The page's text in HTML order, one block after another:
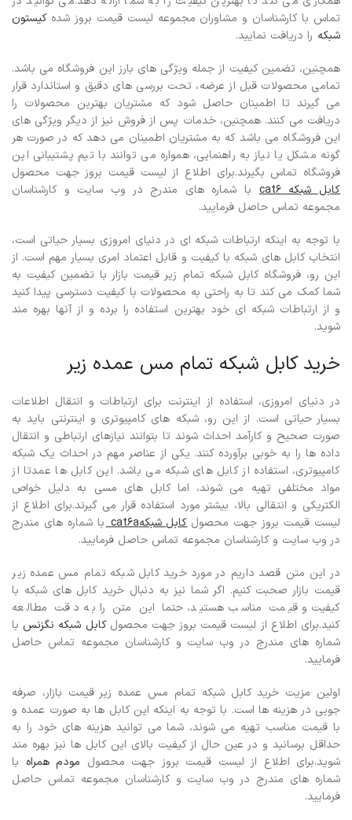
تماس با کارشناسان و مشاوران مجموعه لیست قیمت بروز شده کیستون
شبکه را دریافت نمایید.
همچنین، تضمین کیفیت از جمله ویژگی های بارز این فروشگاه می باشد.
تمامی محصولات قبل از عرضه، تحت بررسی های دقیق و استاندارد قرار
می گیرند تا اطمینان حاصل شود که مشتریان بهترین محصولات را
دریافت می کنند. همچنین، خدمات پس از فروش نیز از دیگر ویژگی های
این فروشگاه می باشد که به مشتریان اطمینان می دهد که در صورت هر
گونه مشکل یا نیاز به راهنمایی، همواره می توانند با تیم پشتیبانی این
فروشگاه تماس بگیرند.برای اطلاع از لیست قیمت بروز جهت محصول
کابل شبکه cat6
با شماره های مندرج در وب سایت و کارشناسان
مجموعه تماس حاصل فرمایید.
با توجه به اینکه ارتباطات شبکه ای در دنیای امروزی بسیار حیاتی است،
انتخاب کابل های شبکه با کیفیت و قابل اعتماد امری بسیار مهم است. از
این رو، فروشگاه کابل شبکه تمام زیر قیمت بازار با تضمین کیفیت به
شما کمک می کند تا به راحتی به محصولات با کیفیت دسترسی پیدا کنید
و از ارتباطات شبکه ای خود بهترین استفاده را برده و از آنها بهره مند
شوید.
خرید کابل شبکه تمام مس عمده زیر
در دنیای امروزی، استفاده از اینترنت برای ارتباطات و انتقال اطلاعات
بسیار حیاتی است. از این رو، شبکه های کامپیوتری و اینترنتی باید به
صورت صحیح و کارآمد احداث شوند تا بتوانند نیازهای ارتباطی و انتقال
داده ها را به خوبی برآورده کنند. یکی از عناصر مهم در احداث یک شبکه
کامپیوتری، استفاده از کابل های شبکه می باشد. این کابل ها عمدتا از
مواد مختلفی تهیه می شوند، اما کابل های مسی به دلیل خواص
الکتریکی و انتقالی بالا، بیشتر مورد استفاده قرار می گیرند.برای اطلاع از
لیست قیمت بروز جهت محصولکابل شبکهcat6a
با شماره های مندرج
در وب سایت و کارشناسان مجموعه تماس حاصل فرمایید.
در این متن قصد داریم در مورد خرید کابل شبکه تمام مس عمده زیر
قیمت بازار صحبت کنیم. اگر شما نیز به دنبال خرید کابل های شبکه با
کیفیت و قیمت مناسب هستید، حتما این متن را به دقت مطالعه
کنید.برای اطلاع از لیست قیمت بروز جهت محصولکابل شبکه نگزنس با
شماره های مندرج در وب سایت و کارشناسان مجموعه تماس حاصل
فرمایید.
اولین مزیت خرید کابل شبکه تمام مس عمده زیر قیمت بازار، صرفه
جویی در هزینه ها است. با توجه به اینکه این کابل ها به صورت عمده و
با قیمت مناسب تهیه می شوند، شما می توانید هزینه های خود را به
حداقل برسانید و در عین حال از کیفیت بالای این کابل ها نیز بهره مند
شوید.برای اطلاع از لیست قیمت بروز جهت محصول مودم همراه با
شماره های مندرج در وب سایت و کارشناسان مجموعه تماس حاصل
فرمایید.